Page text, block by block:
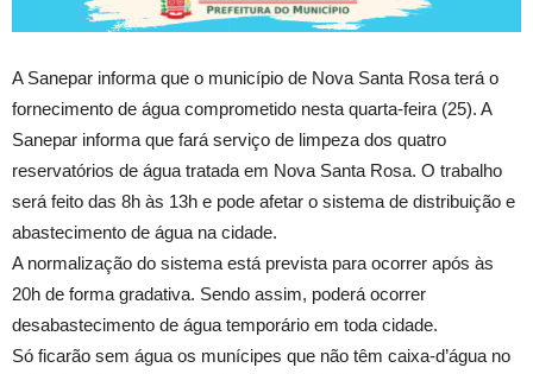
A Sanepar informa que o município de Nova Santa Rosa terá o
fornecimento de água comprometido nesta quarta-feira (25). A
Sanepar informa que fará serviço de limpeza dos quatro
reservatórios de água tratada em Nova Santa Rosa. O trabalho
será feito das 8h às 13h e pode afetar o sistema de distribuição e
abastecimento de água na cidade.
A normalização do sistema está prevista para ocorrer após às
20h de forma gradativa. Sendo assim, poderá ocorrer
desabastecimento de água temporário em toda cidade.
Só ficarão sem água os munícipes que não têm caixa-d’água no